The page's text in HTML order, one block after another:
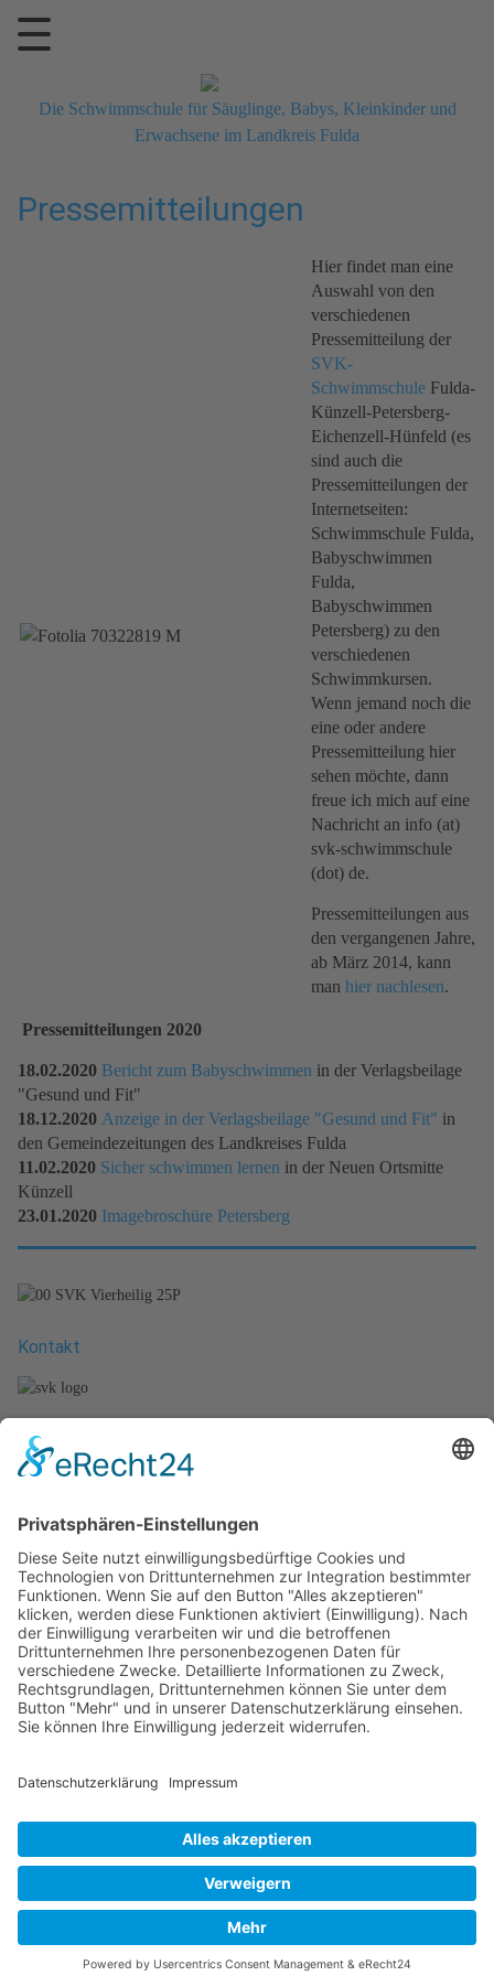
Die Schwimmschule für Säuglinge, Babys, Kleinkinder und
Erwachsene im Landkreis Fulda
Pressemitteilungen
Hier findet man eine
Auswahl von den
verschiedenen
Pressemitteilung der
SVK-
Schwimmschule Fulda-
Künzell-Petersberg-
Eichenzell-Hünfeld (es
sind auch die
Pressemitteilungen der
Internetseiten:
Schwimmschule Fulda,
Babyschwimmen
Fulda,
Babyschwimmen
Petersberg) zu den
verschiedenen
Schwimmkursen.
Wenn jemand noch die
eine oder andere
Pressemitteilung hier
sehen möchte, dann
freue ich mich auf eine
Nachricht an info (at)
svk-schwimmschule
(dot) de.
Pressemitteilungen aus
den vergangenen Jahre,
ab März 2014, kann
man hier nachlesen.
Pressemitteilungen 2020
18.02.2020 Bericht zum Babyschwimmen in der Verlagsbeilage
"Gesund und Fit"
18.12.2020 Anzeige in der Verlagsbeilage "Gesund und Fit" in
den Gemeindezeitungen des Landkreises Fulda
11.02.2020 Sicher schwimmen lernen in der Neuen Ortsmitte
Künzell
23.01.2020 Imagebroschüre Petersberg
Kontakt
Künzeller Str. 26 b
36093 Künzell
Mobil.: +49 (170) - 2721292
E-Mail.: info@svk-schwimmschule.de
Unsere Kurse
-Säuglings- und Babyschwimmen
- Kleinkindschwimmen
-Kinderanfänger - Schwimmkurse
-Erwachsenenanfänger - Schwimmkurse
Impressum
Kontaktformular
Newsletterbestellung
- Schwimmschule bei Google+
- Schwimmschule bei Facebook
- Schwimmschule bei Youtube